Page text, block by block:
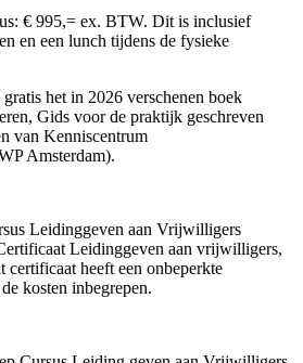
€ 995,= ex. BTW. Dit is inclusief
en een lunch tijdens de fysieke
het in 2026 verschenen boek
Gids voor de praktijk geschreven
van Kenniscentrum
Amsterdam).
Leidinggeven aan Vrijwilligers
Leidinggeven aan vrijwilligers,
heeft een onbeperkte
kosten inbegrepen.